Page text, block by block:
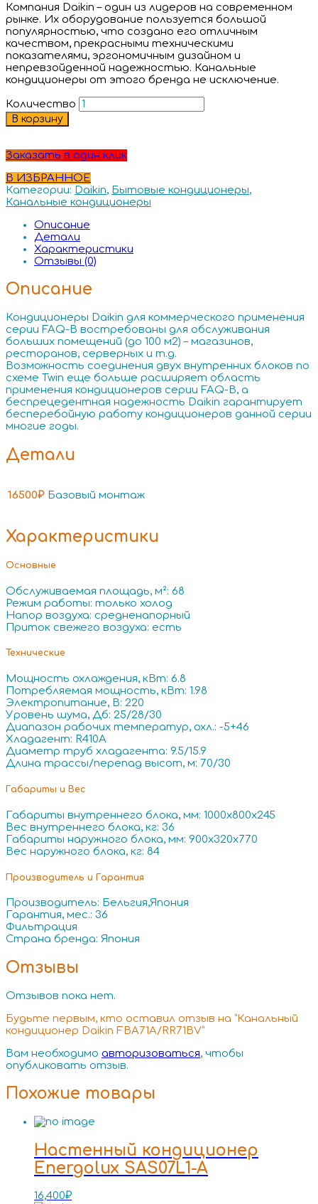
Компания Daikin – один из лидеров на современном
рынке. Их оборудование пользуется большой
популярностью, что создано его отличным
качеством, прекрасными техническими
показателями, эргономичным дизайном и
непревзойденной надежностью. Канальные
кондиционеры от этого бренда не исключение.
Количество
В корзину
Заказать в один клик
В ИЗБРАННОЕ
Категории: Daikin, Бытовые кондиционеры,
Канальные кондиционеры
Описание
Детали
Характеристики
Отзывы (0)
Описание
Кондиционеры Daikin для коммерческого применения
серии FAQ-B востребованы для обслуживания
больших помещений (до 100 м2) – магазинов,
ресторанов, серверных и т.д.
Возможность соединения двух внутренних блоков по
схеме Twin еще больше расширяет область
применения кондиционеров серии FAQ-B, а
беспрецедентная надежность Daikin гарантирует
бесперебойную работу кондиционеров данной серии
многие годы.
Детали
16500₽ Базовый монтаж
Характеристики
Основные
Обслуживаемая площадь, м²: 68
Режим работы: только холод
Напор воздуха: средненапорный
Приток свежего воздуха: есть
Технические
Мощность охлаждения, кВт: 6.8
Потребляемая мощность, кВт: 1.98
Электропитание, В: 220
Уровень шума, Дб: 25/28/30
Диапазон рабочих температур, охл.: -5+46
Хладагент: R410A
Диаметр труб хладагента: 9.5/15.9
Длина трассы/перепад высот, м: 70/30
Габариты и Вес
Габариты внутреннего блока, мм: 1000x800x245
Вес внутреннего блока, кг: 36
Габариты наружного блока, мм: 900x320x770
Вес наружного блока, кг: 84
Производитель и Гарантия
Производитель: Бельгия,Япония
Гарантия, мес.: 36
Фильтрация
Страна бренда: Япония
Отзывы
Отзывов пока нет.
Будьте первым, кто оставил отзыв на “Канальный
кондиционер Daikin FBA71A/RR71BV”
Вам необходимо авторизоваться, чтобы
опубликовать отзыв.
Похожие товары
Настенный кондиционер
Energolux SAS07L1-A
16,400₽